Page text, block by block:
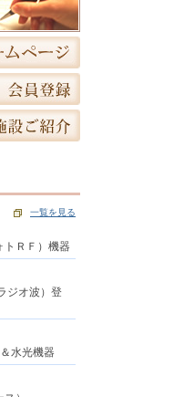
一覧を見る
トＲＦ）機器
ジオ波）登
水光機器